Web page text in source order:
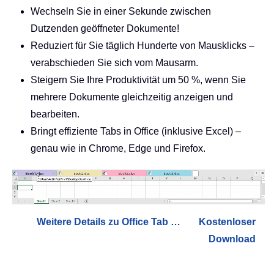
Wechseln Sie in einer Sekunde zwischen
Dutzenden geöffneter Dokumente!
Reduziert für Sie täglich Hunderte von Mausklicks –
verabschieden Sie sich vom Mausarm.
Steigern Sie Ihre Produktivität um 50 %, wenn Sie
mehrere Dokumente gleichzeitig anzeigen und
bearbeiten.
Bringt effiziente Tabs in Office (inklusive Excel) –
genau wie in Chrome, Edge und Firefox.
Weitere Details zu Office Tab …
Kostenloser
Download